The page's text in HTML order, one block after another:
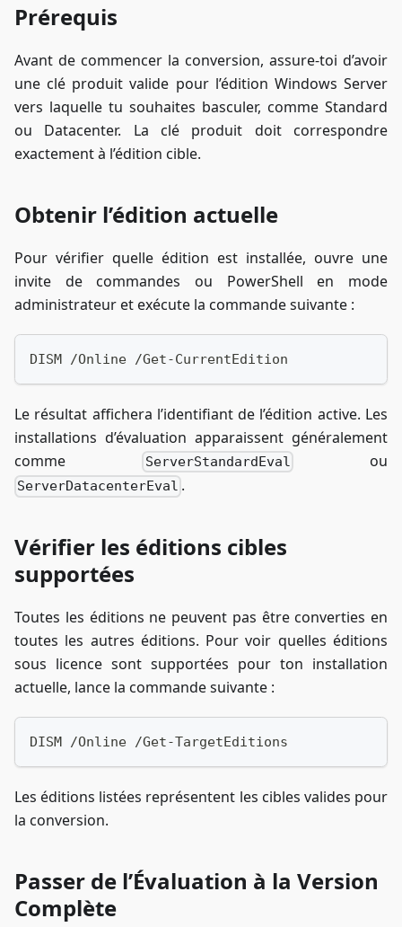
Prérequis
Avant de commencer la conversion, assure-toi d’avoir
une clé produit valide pour l’édition Windows Server
vers laquelle tu souhaites basculer, comme Standard
ou Datacenter. La clé produit doit correspondre
exactement à l’édition cible.
Obtenir l’édition actuelle
Pour vérifier quelle édition est installée, ouvre une
invite de commandes ou PowerShell en mode
administrateur et exécute la commande suivante :
DISM /Online /Get-CurrentEdition
Le résultat affichera l’identifiant de l’édition active. Les
installations d’évaluation apparaissent généralement
comme
ServerStandardEval ou
ServerDatacenterEval .
Vérifier les éditions cibles
supportées
Toutes les éditions ne peuvent pas être converties en
toutes les autres éditions. Pour voir quelles éditions
sous licence sont supportées pour ton installation
actuelle, lance la commande suivante :
DISM /Online /Get-TargetEditions
Les éditions listées représentent les cibles valides pour
la conversion.
Passer de l’Évaluation à la Version
Complète